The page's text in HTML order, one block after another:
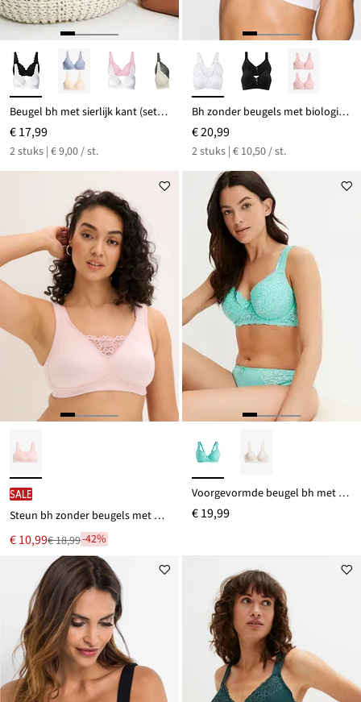
Beugel bh met sierlijk kant (set van 2)
€ 17,99
2 stuks | € 9,00 / st.
Bh zonder beugels met biologisch katoen (set van 2)
€ 20,99
2 stuks | € 10,50 / st.
SALE
Steun bh zonder beugels met gewatteerde schouderbandjes
Nu
voor
€ 10,99
Van € 18,99-42%
Voorgevormde beugel bh met gewatteerde bandjes
€ 19,99